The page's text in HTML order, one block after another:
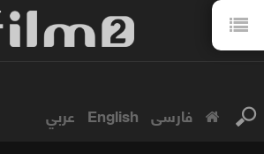
فارسی English عربي